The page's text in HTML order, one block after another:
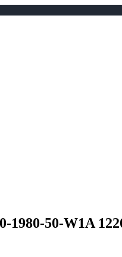
1980-50-W1A